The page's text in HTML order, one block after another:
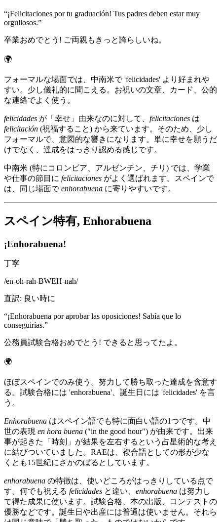
“¡Felicitaciones por tu graduación! Tus padres deben estar muy
orgullosos.”
卒業おめでとう! ご両親もきっと誇らしいね。
🌍
フォーマルな場面では、中南米で 'felicidades' より好まれや
すい。少し儀礼的に聞こえる。お祝いの文章、カード、公的
な連絡でよく使う。
felicidades が「幸せ」由来なのに対して、 felicitaciones は
felicitación (祝福すること) から来ています。そのため、少し
フォーマルで、意図的な響きになります。単に幸せを願うだ
けでなく、達成をはっきり認める感じです。
中南米 (特にコロンビア、アルゼンチン、チリ) では、学業
や仕事の節目に felicitaciones がよく選ばれます。スペインで
は、同じ場面でenhorabuena に寄りやすいです。
スペイン特有, Enhorabuena
¡Enhorabuena!
丁寧
/en-oh-rah-BWEH-nah/
直訳: 良い時に
“¡Enhorabuena por aprobar las oposiciones! Sabía que lo
conseguirías.”
公務員試験合格おめでとう! できると思ってたよ。
🌍
ほぼスペインでのみ使う。努力して勝ち取った達成を含意す
る。試験合格には 'enhorabuena'、誕生日には 'felicidades' を言
う。
Enhorabuena はスペイン語でも特に面白い語の1つです。中
世の表現 en hora buena ("in the good hour") が由来です。出来
事が起きた「時刻」が結果を左右するという占星術的な考え
に結びついていました。RAEは、複合語としての形が少な
くとも15世紀にさかのぼるとしています。
enhorabuena の特徴は、使いどころがはっきりしている点で
す。何でも祝える felicidades と違い、 enhorabuena は努力し
て得た成果に使います。試験合格、本の出版、コンテストの
優勝などです。誕生日や出産には普通は使いません。それら